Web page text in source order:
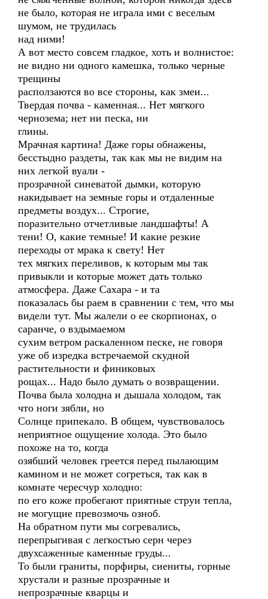
не было, которая не играла ими с веселым
шумом, не трудилась
над ними!
А вот место совсем гладкое, хоть и волнистое:
не видно ни одного камешка, только черные
трещины
расползаются во все стороны, как змеи...
Твердая почва - каменная... Нет мягкого
чернозема; нет ни песка, ни
глины.
Мрачная картина! Даже горы обнажены,
бесстыдно раздеты, так как мы не видим на
них легкой вуали -
прозрачной синеватой дымки, которую
накидывает на земные горы и отдаленные
предметы воздух... Строгие,
поразительно отчетливые ландшафты! А
тени! О, какие темные! И какие резкие
переходы от мрака к свету! Нет
тех мягких переливов, к которым мы так
привыкли и которые может дать только
атмосфера. Даже Сахара - и та
показалась бы раем в сравнении с тем, что мы
видели тут. Мы жалели о ее скорпионах, о
саранче, о вздымаемом
сухим ветром раскаленном песке, не говоря
уже об изредка встречаемой скудной
растительности и финиковых
рощах... Надо было думать о возвращении.
Почва была холодна и дышала холодом, так
что ноги зябли, но
Солнце припекало. В общем, чувствовалось
неприятное ощущение холода. Это было
похоже на то, когда
озябший человек греется перед пылающим
камином и не может согреться, так как в
комнате чересчур холодно:
по его коже пробегают приятные струи тепла,
не могущие превозмочь озноб.
На обратном пути мы согревались,
перепрыгивая с легкостью серн через
двухсаженные каменные груды...
То были граниты, порфиры, сиениты, горные
хрустали и разные прозрачные и
непрозрачные кварцы и